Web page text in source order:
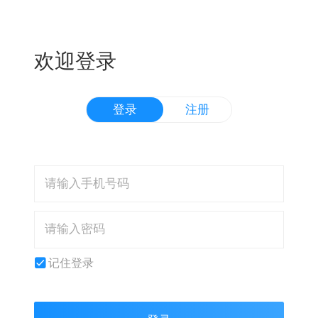
欢迎登录
登录 注册
记住登录